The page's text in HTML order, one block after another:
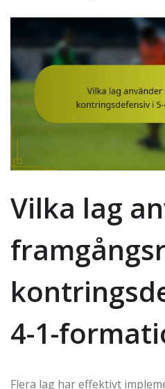
Vilka lag
4-1-
Flera lag har effektivt